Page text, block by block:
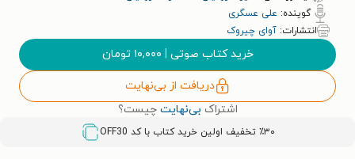
گوینده: علی عسگری
انتشارات: آوای چیروک
خرید کتاب صوتی | ۱۰,۰۰۰ تومان
دریافت از بی‌نهایت
اشتراک بی‌نهایت چیست؟
٪۳۰ تخفیف اولین خرید کتاب با کد OFF30